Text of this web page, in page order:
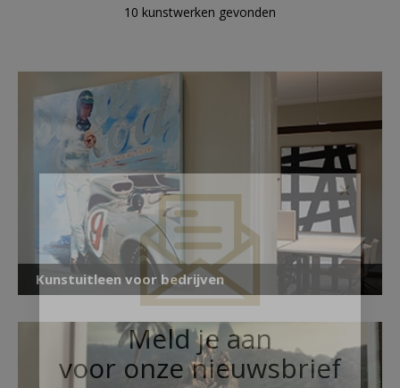
10 kunstwerken gevonden
Kunstuitleen voor bedrijven
Meld je aan
voor onze nieuwsbrief
×